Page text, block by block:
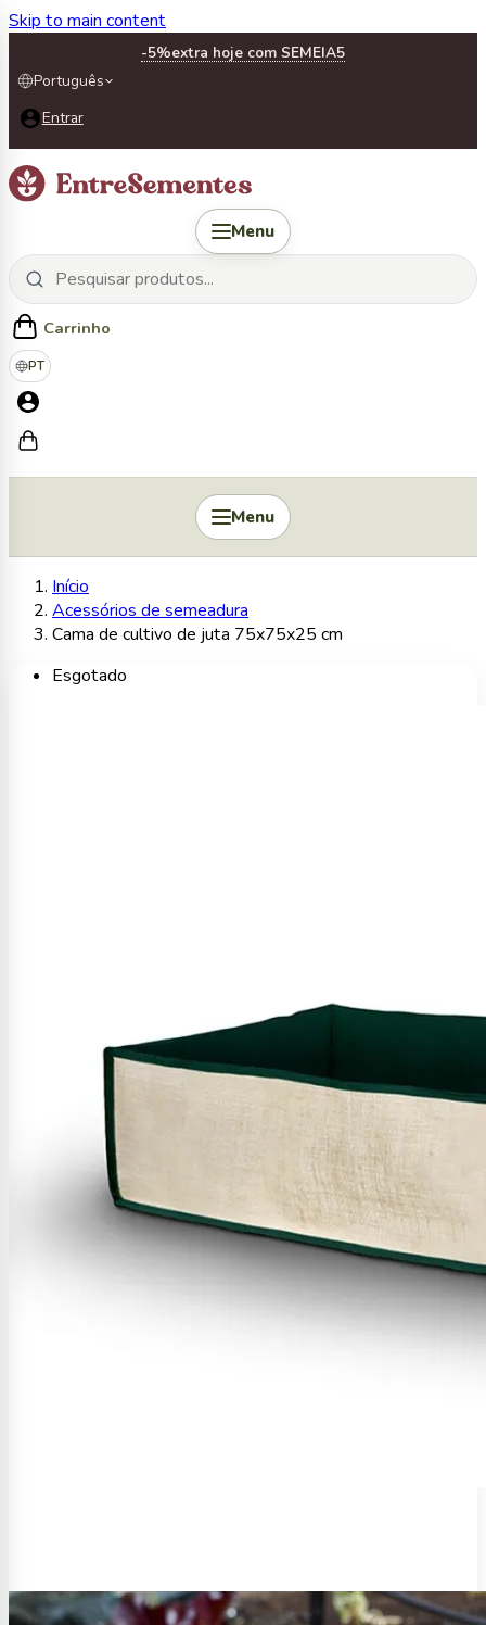
Skip to main content
-5%extra hoje com SEMEIA5
Português
Entrar
Menu
Carrinho
PT
Menu
Início
Acessórios de semeadura
Cama de cultivo de juta 75x75x25 cm
Esgotado